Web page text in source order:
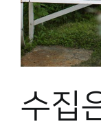
수집